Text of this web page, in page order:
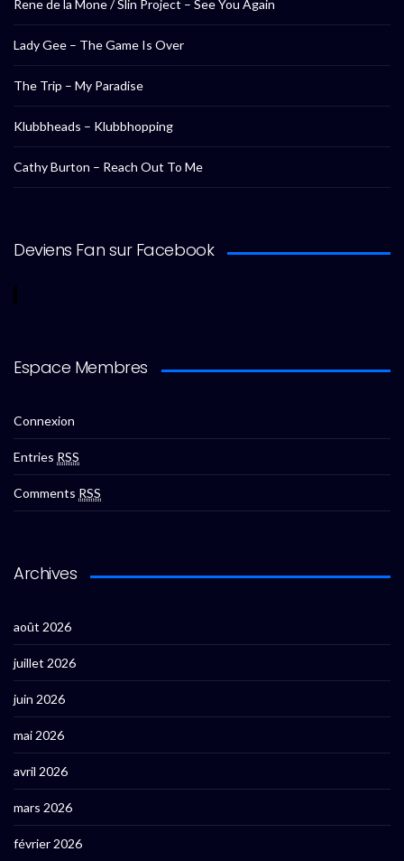
Rene de la Mone / Slin Project – See You Again
Lady Gee – The Game Is Over
The Trip – My Paradise
Klubbheads – Klubbhopping
Cathy Burton – Reach Out To Me
Deviens Fan sur Facebook
Espace Membres
Connexion
Entries RSS
Comments RSS
Archives
août 2026
juillet 2026
juin 2026
mai 2026
avril 2026
mars 2026
février 2026